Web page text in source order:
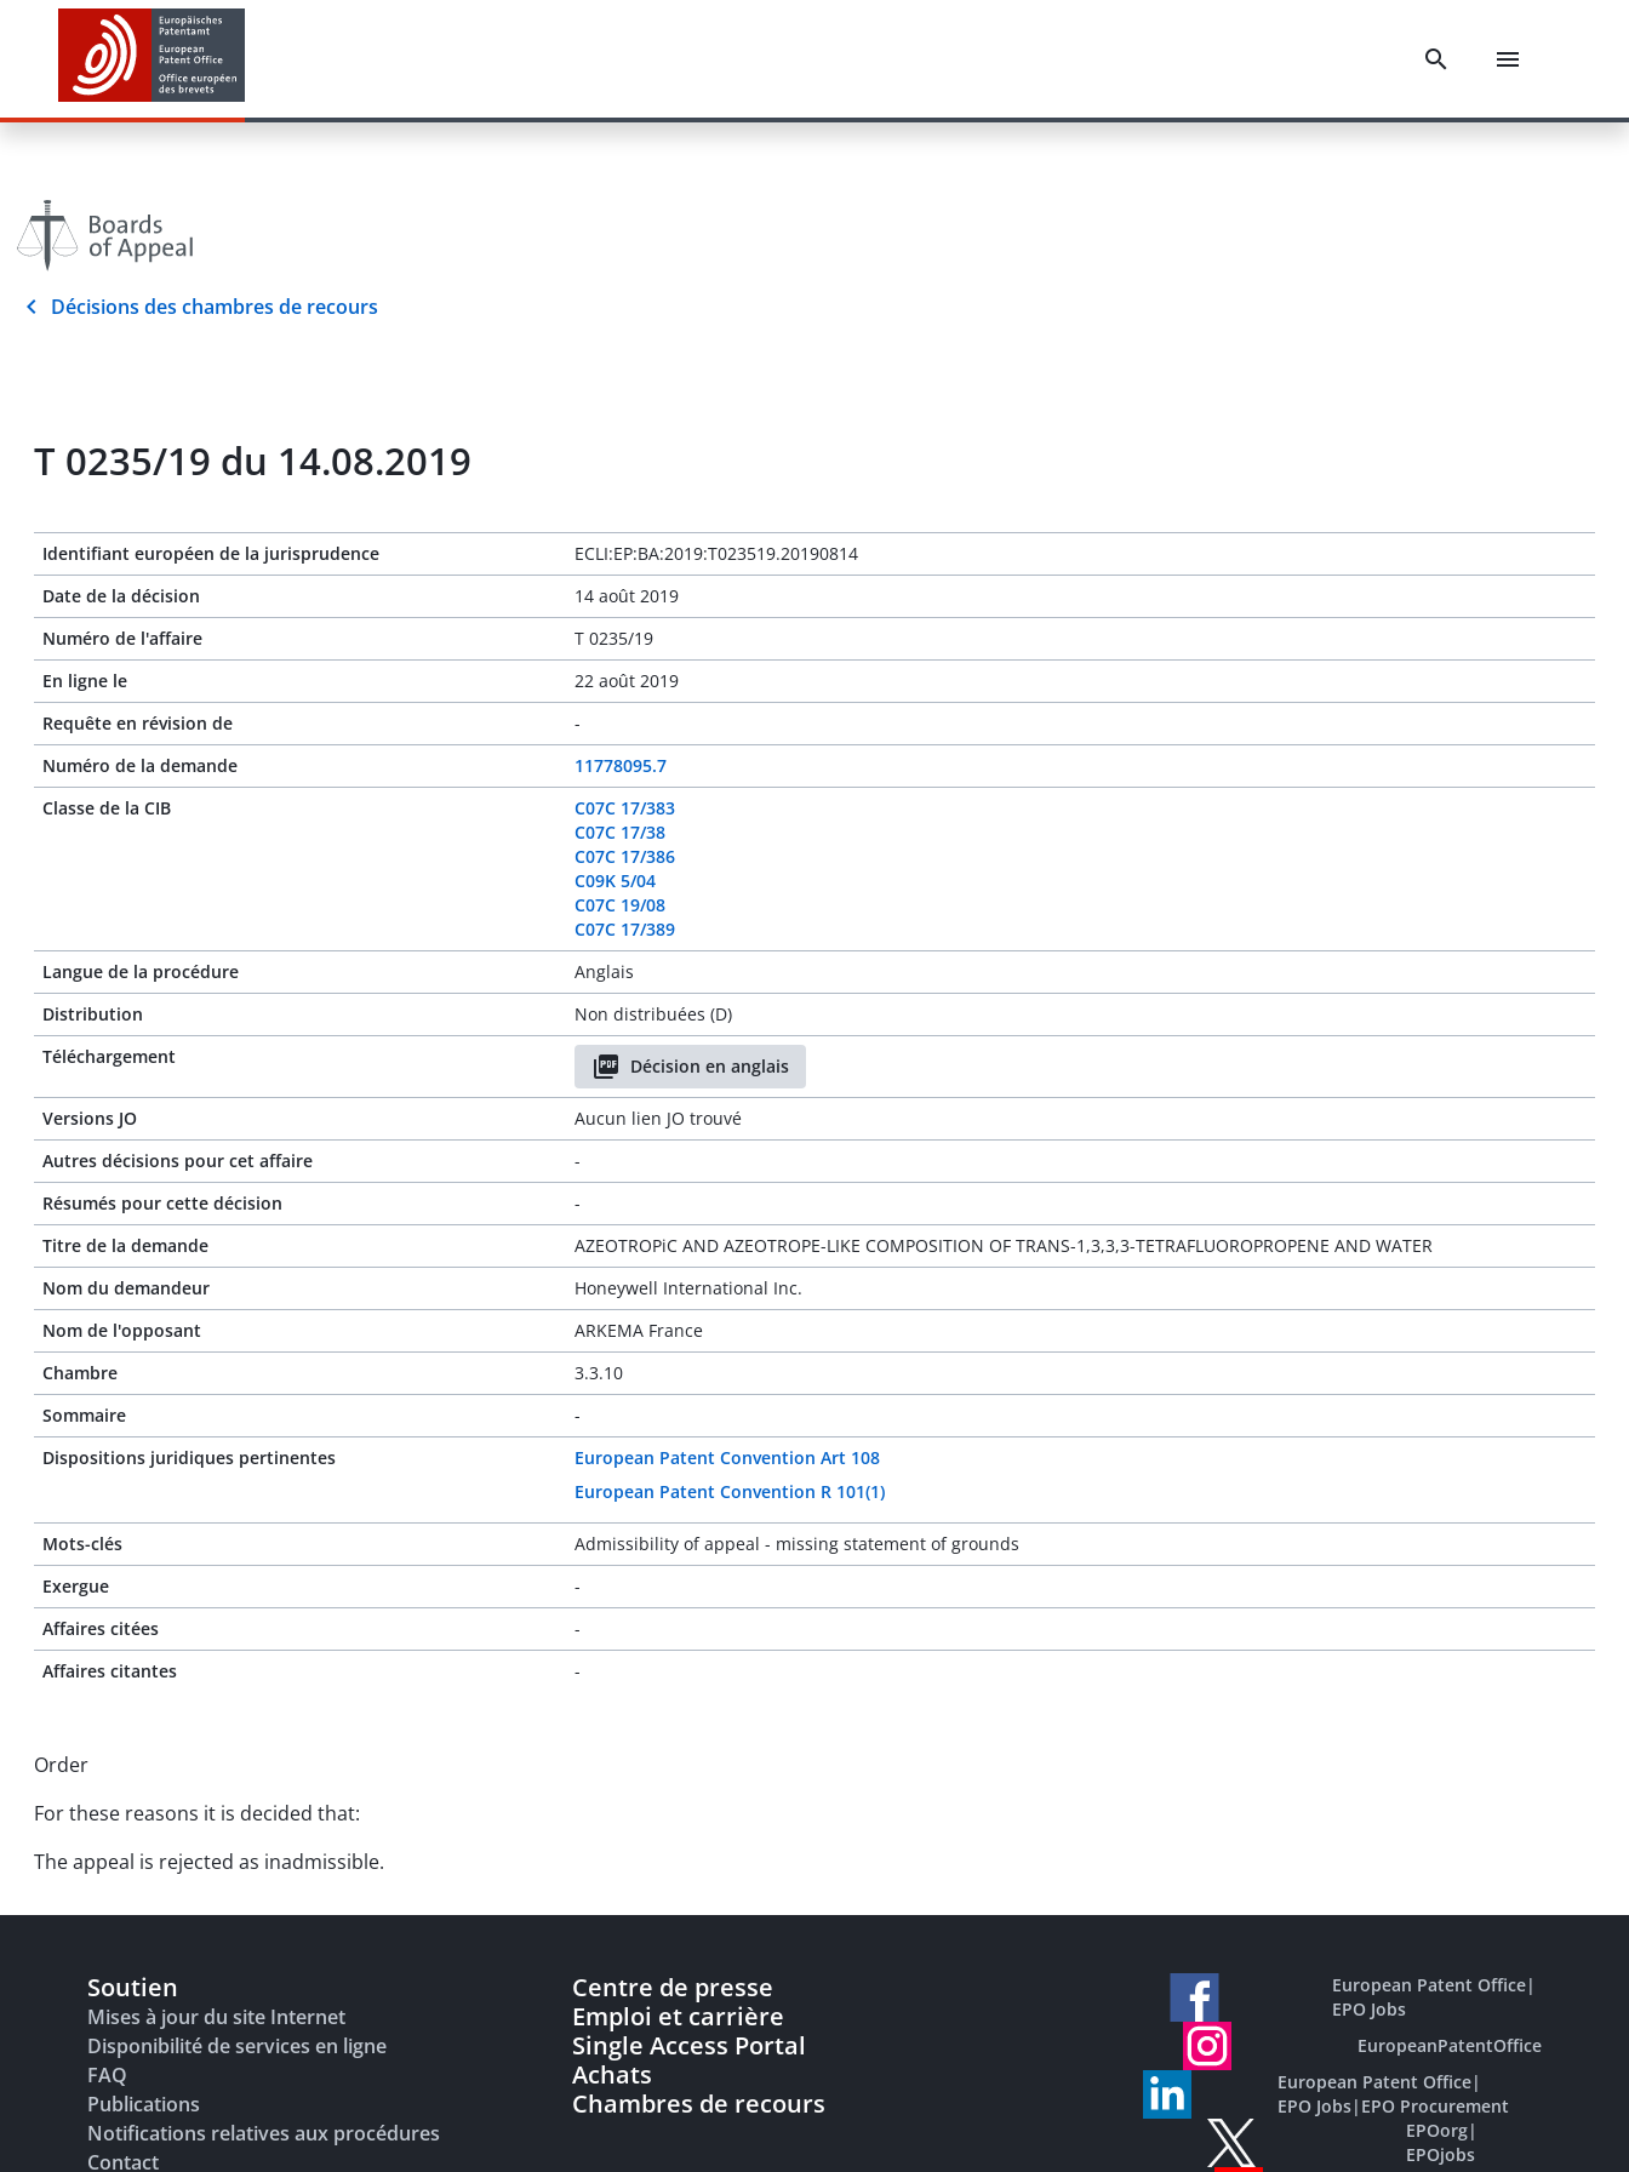
Décisions des chambres de recours
T 0235/19 du 14.08.2019
Identifiant européen de la jurisprudence
ECLI:EP:BA:2019:T023519.20190814
Date de la décision
14 août 2019
Numéro de l'affaire
T 0235/19
En ligne le
22 août 2019
Requête en révision de
-
Numéro de la demande
11778095.7
Classe de la CIB
C07C 17/383
C07C 17/38
C07C 17/386
C09K 5/04
C07C 19/08
C07C 17/389
Langue de la procédure
Anglais
Distribution
Non distribuées (D)
Téléchargement
Décision en anglais
Versions JO
Aucun lien JO trouvé
Autres décisions pour cet affaire
-
Résumés pour cette décision
-
Titre de la demande
AZEOTROPiC AND AZEOTROPE-LIKE COMPOSITION OF TRANS-1,3,3,3-TETRAFLUOROPROPENE AND WATER
Nom du demandeur
Honeywell International Inc.
Nom de l'opposant
ARKEMA France
Chambre
3.3.10
Sommaire
-
Dispositions juridiques pertinentes
European Patent Convention Art 108
European Patent Convention R 101(1)
Mots-clés
Admissibility of appeal - missing statement of grounds
Exergue
-
Affaires citées
-
Affaires citantes
-
Order
For these reasons it is decided that:
The appeal is rejected as inadmissible.
Soutien
Mises à jour du site Internet
Disponibilité de services en ligne
FAQ
Publications
Notifications relatives aux procédures
Contact
Centre de presse
Emploi et carrière
Single Access Portal
Achats
Chambres de recours
European Patent Office|
EPO Jobs
EuropeanPatentOffice
European Patent Office|
EPO Jobs| EPO Procurement
EPOorg|
EPOjobs